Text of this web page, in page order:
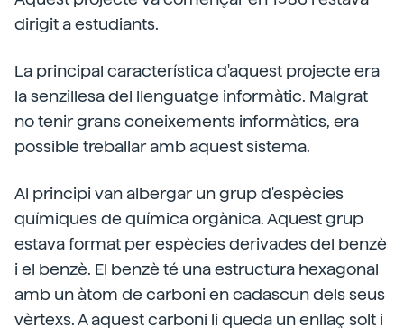
dirigit a estudiants.
La principal característica d'aquest projecte era
la senzillesa del llenguatge informàtic. Malgrat
no tenir grans coneixements informàtics, era
possible treballar amb aquest sistema.
Al principi van albergar un grup d'espècies
químiques de química orgànica. Aquest grup
estava format per espècies derivades del benzè
i el benzè. El benzè té una estructura hexagonal
amb un àtom de carboni en cadascun dels seus
vèrtexs. A aquest carboni li queda un enllaç solt i